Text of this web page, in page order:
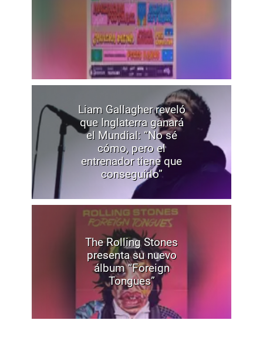
Liam Gallagher reveló
que Inglaterra ganará
el Mundial: “No sé
cómo, pero el
entrenador tiene que
conseguirlo”
The Rolling Stones
presenta su nuevo
álbum “Foreign
Tongues”